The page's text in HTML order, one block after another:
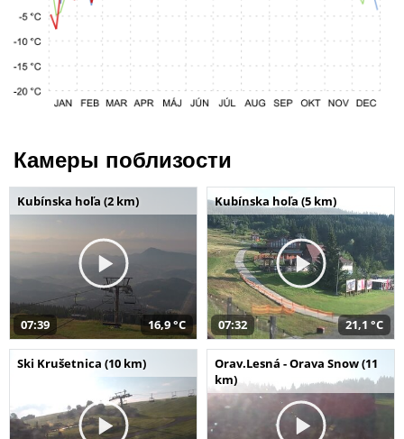
Камеры поблизости
Kubínska hoľa (2 km)
07:39 16,9 °C
Kubínska hoľa (5 km)
07:32 21,1 °C
Ski Krušetnica (10 km)
Orav.Lesná - Orava Snow (11
km)